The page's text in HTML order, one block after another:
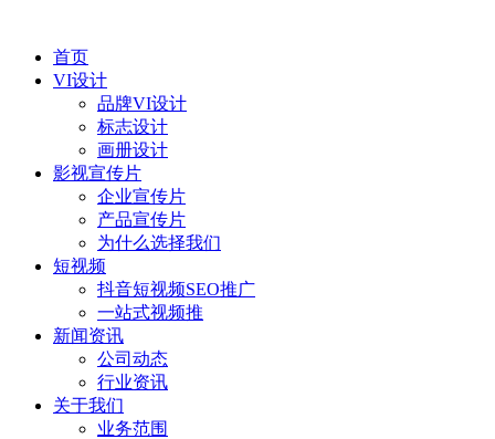
首页
VI设计
品牌VI设计
标志设计
画册设计
影视宣传片
企业宣传片
产品宣传片
为什么选择我们
短视频
抖音短视频SEO推广
一站式视频推
新闻资讯
公司动态
行业资讯
关于我们
业务范围